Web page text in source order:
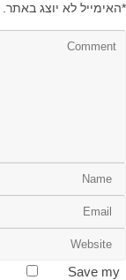
האימייל לא יוצג באתר.*
Save my